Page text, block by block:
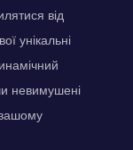
від
унікальні
невимушені